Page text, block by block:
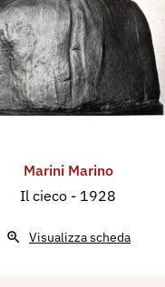
Marini Marino
Il cieco - 1928
Visualizza scheda